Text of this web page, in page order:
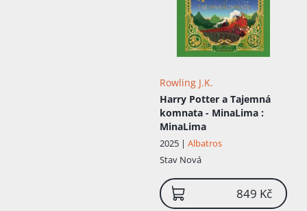
vyprávěl příběhy, a který v určitých věcech
nápadně připomíná Rona Weasleyho.
Postava Hermiony je do jisté míry jejím
autoportrétem . V posledním roce školy se
sběratelkou prastarých jmen. Od
osmnácti studovala na univerzitě v
Exeteru francouzštinu a filologii a během
studia strávila rok v Paříži jako asistentka
učitele. Koncem devadesátých let krátce
pracovala jako úřednice pro Amnesty
Internacional, později také jako sekretářka
v Manchesteru, práce ji ale příliš nebavila.
O poledních pauzách psala v kavárnách a
počítač používala k přepisování svých
Rowling J.K.
Harry Potter a Tajemná
komnata - MinaLima :
MinaLima
2025 | Albatros
Stav Nová
849 Kč